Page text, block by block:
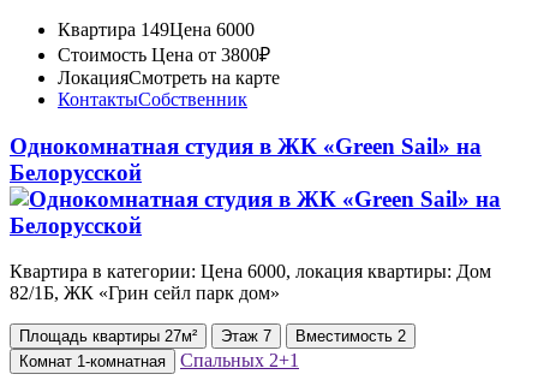
Квартира 149Цена 6000
Стоимость Цена от 3800₽
ЛокацияСмотреть на карте
КонтактыСобственник
Однокомнатная студия в ЖК «Green Sail» на
Белорусской
Квартира в категории: Цена 6000, локация квартиры: Дом
82/1Б, ЖК «Грин сейл парк дом»
Площадь квартиры 27м² Этаж 7 Вместимость 2
Комнат 1-комнатная Спальных 2+1